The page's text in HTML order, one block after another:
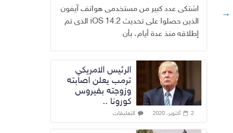
→
7 أغسطس، 2026 No Comment
اشتكى عدد كبير من مستخدمى هواتف آيفون
الذين حصلوا على تحديث iOS 14.2 الذى تم
إطلاقه منذ عدة أيام، بأن
الرئيس الامريكي
ترمب يعلن اصابته
وزوجته بفيروس
كورونا ..
2 أكتوبر، 2020 التعليقات